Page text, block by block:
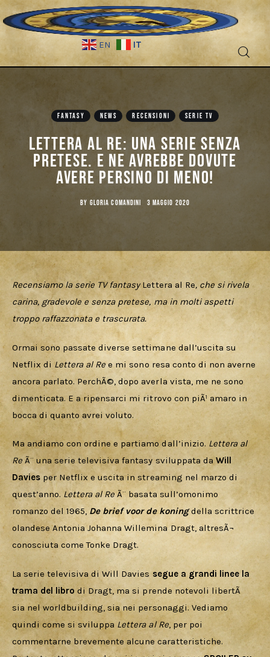
EN IT
Libri e fumetti
Cercatori
Download
FANTASY NEWS RECENSIONI SERIE TV
Lettera al Re: una serie senza
pretese. E ne avrebbe dovute
avere persino di meno!
BY GLORIA COMANDINI 3 MAGGIO 2020
Recensiamo la serie TV fantasy Lettera al Re, che si rivela
carina, gradevole e senza pretese, ma in molti aspetti
troppo raffazzonata e trascurata.
Ormai sono passate diverse settimane dall’uscita su
Netflix di Lettera al Re e mi sono resa conto di non averne
ancora parlato. PerchÃ©, dopo averla vista, me ne sono
dimenticata. E a ripensarci mi ritrovo con piÃ¹ amaro in
bocca di quanto avrei voluto.
Ma andiamo con ordine e partiamo dall’inizio. Lettera al
Re Ã¨ una serie televisiva fantasy sviluppata da Will
Davies per Netflix e uscita in streaming nel marzo di
quest’anno. Lettera al Re Ã¨ basata sull’omonimo
romanzo del 1965, De brief voor de koning della scrittrice
olandese Antonia Johanna Willemina Dragt, altresÃ¬
conosciuta come Tonke Dragt.
La serie televisiva di Will Davies segue a grandi linee la
trama del libro di Dragt, ma si prende notevoli libertÃ
sia nel worldbuilding, sia nei personaggi. Vediamo
quindi come si sviluppa Lettera al Re, per poi
commentarne brevemente alcune caratteristiche.